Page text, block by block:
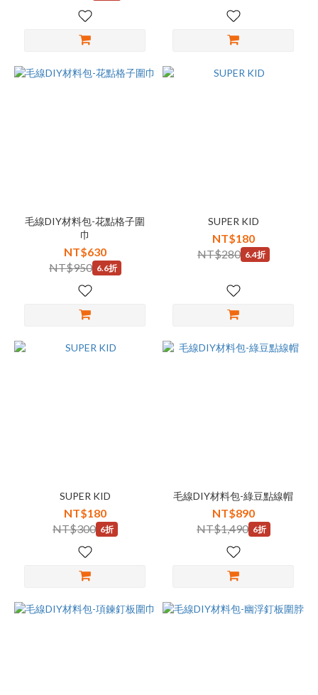
毛線DIY材料包-花點格子圍
巾
NT$630
NT$950 6.6折
SUPER KID
NT$180
NT$280 6.4折
SUPER KID
NT$180
NT$300 6折
毛線DIY材料包-綠豆點線帽
NT$890
NT$1,490 6折